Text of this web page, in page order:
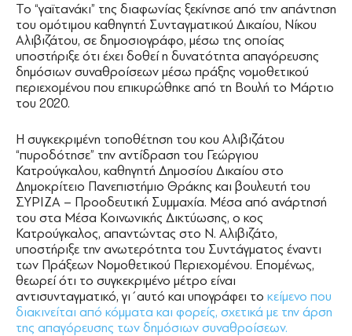
Το “γαϊτανάκι” της διαφωνίας ξεκίνησε από την απάντηση
του ομότιμου καθηγητή Συνταγματικού Δικαίου, Νίκου
Αλιβιζάτου, σε δημοσιογράφο, μέσω της οποίας
υποστήριξε ότι έχει δοθεί η δυνατότητα απαγόρευσης
δημόσιων συναθροίσεων μέσω πράξης νομοθετικού
περιεχομένου που επικυρώθηκε από τη Βουλή το Μάρτιο
του 2020.
Η συγκεκριμένη τοποθέτηση του κου Αλιβιζάτου
“πυροδότησε” την αντίδραση του Γεώργιου
Κατρούγκαλου, καθηγητή Δημοσίου Δικαίου στο
Δημοκρίτειο Πανεπιστήμιο Θράκης και βουλευτή του
ΣΥΡΙΖΑ – Προοδευτική Συμμαχία. Μέσα από ανάρτησή
του στα Μέσα Κοινωνικής Δικτύωσης, ο κος
Κατρούγκαλος, απαντώντας στο Ν. Αλιβιζάτο,
υποστήριξε την ανωτερότητα του Συντάγματος έναντι
των Πράξεων Νομοθετικού Περιεχομένου. Επομένως,
θεωρεί ότι το συγκεκριμένο μέτρο είναι
αντισυνταγματικό, γι΄αυτό και υπογράφει το κείμενο που
διακινείται από κόμματα και φορείς, σχετικά με την άρση
της απαγόρευσης των δημόσιων συναθροίσεων.